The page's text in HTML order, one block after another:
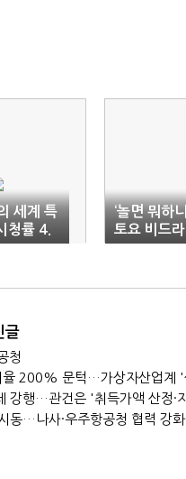
세계 특
청률 4.
‘놀면 뭐하
토요 비드
위
글
청
율 200% 문턱…가상자산업계 '
강행…관건은 '취득가액 산정·
동…나사·우주항공청 협력 강화